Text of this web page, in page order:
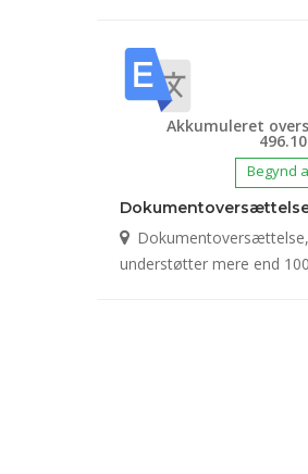
Akkumuleret
Begynd
understøtter mere end